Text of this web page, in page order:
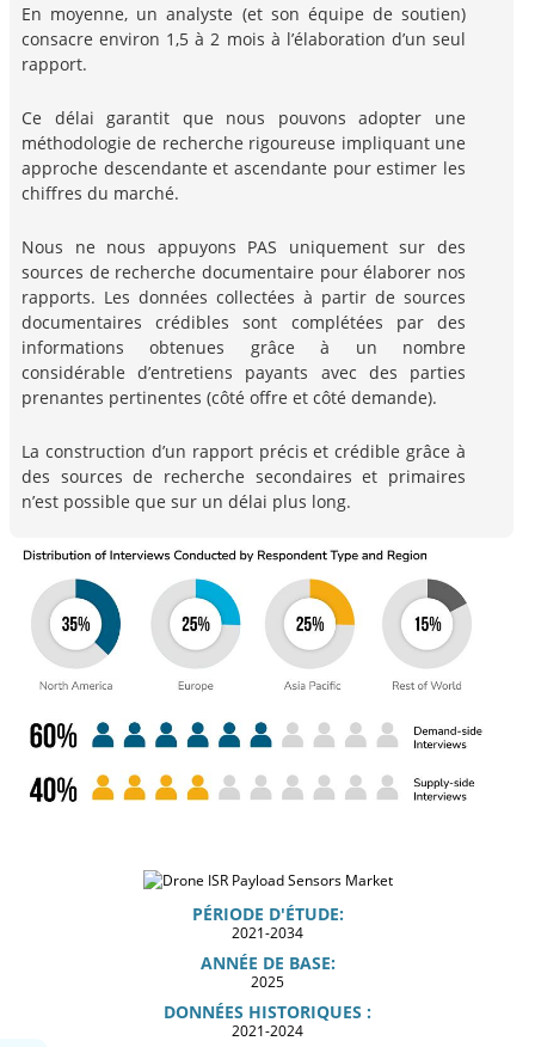
En moyenne, un analyste (et son équipe de soutien)
consacre environ 1,5 à 2 mois à l’élaboration d’un seul
rapport.
Ce délai garantit que nous pouvons adopter une
méthodologie de recherche rigoureuse impliquant une
approche descendante et ascendante pour estimer les
chiffres du marché.
Nous ne nous appuyons PAS uniquement sur des
sources de recherche documentaire pour élaborer nos
rapports. Les données collectées à partir de sources
documentaires crédibles sont complétées par des
informations obtenues grâce à un nombre
considérable d’entretiens payants avec des parties
prenantes pertinentes (côté offre et côté demande).
La construction d’un rapport précis et crédible grâce à
des sources de recherche secondaires et primaires
n’est possible que sur un délai plus long.
PÉRIODE D'ÉTUDE:
2021-2034
ANNÉE DE BASE:
2025
DONNÉES HISTORIQUES :
2021-2024